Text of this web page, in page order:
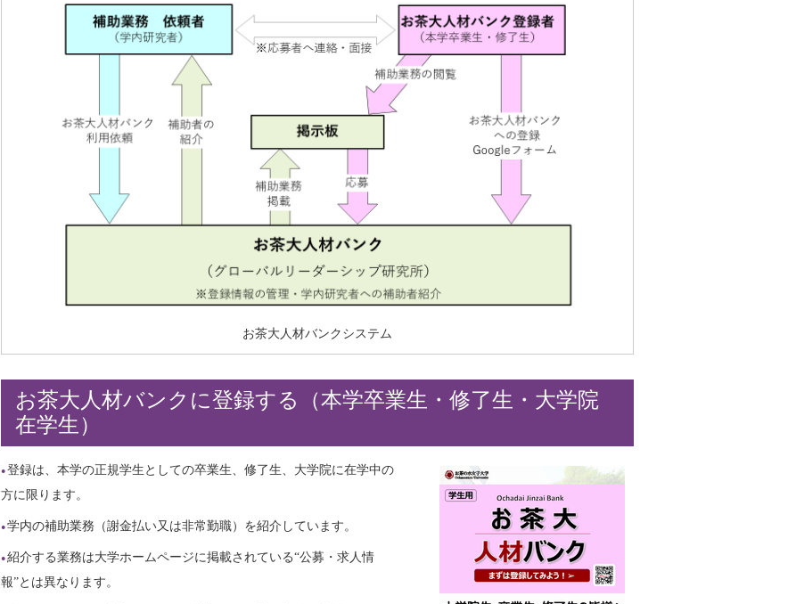
お茶大人材バンクシステム
お茶大人材バンクに登録する（本学卒業生・修了生・大学院
在学生）
登録は、本学の正規学生としての卒業生、修了生、大学院に在学中の
方に限ります。
学内の補助業務（謝金払い又は非常勤職）を紹介しています。
紹介する業務は大学ホームページに掲載されている“公募・求人情
報”とは異なります。